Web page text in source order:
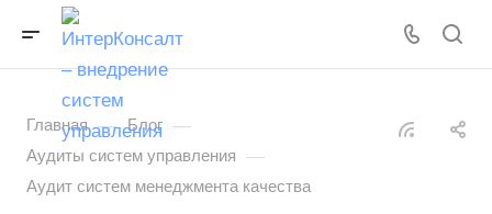
Главная — Блог —
Аудиты систем управления —
Аудит систем менеджмента качества